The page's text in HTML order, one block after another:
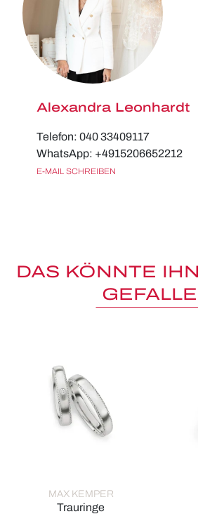
Alexandra Leonhardt
Telefon: 040 33409117
WhatsApp: +4915206652212
E-MAIL SCHREIBEN
DAS KÖNNTE
MAX KEMPER
Trauringe